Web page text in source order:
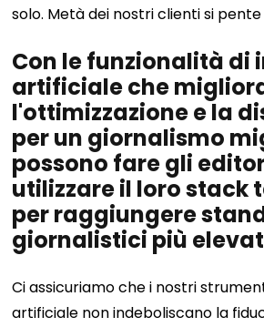
solo. Metà dei nostri clienti si
Con le funzionalità di
artificiale che
l'ottimizzazione e la
per un giornalismo
possono fare gli
utilizzare il loro stack
per raggiungere
giornalistici più
Ci assicuriamo che i nostri
artificiale non indeboliscano la